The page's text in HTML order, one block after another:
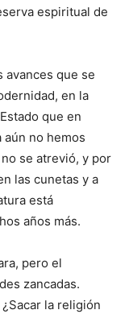
espiritual de
avances que se
en la
que en
aún no hemos
se atrevió, y por
las cunetas y a
está
años más.
pero el
zancadas.
la religión